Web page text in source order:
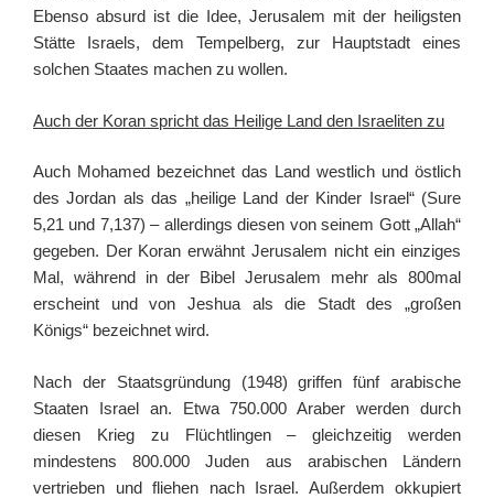
Ebenso absurd ist die Idee, Jerusalem mit der heiligsten
Stätte Israels, dem Tempelberg, zur Hauptstadt eines
solchen Staates machen zu wollen.
Auch der Koran spricht das Heilige Land den Israeliten zu
Auch Mohamed bezeichnet das Land westlich und östlich
des Jordan als das „heilige Land der Kinder Israel“ (Sure
5,21 und 7,137) – allerdings diesen von seinem Gott „Allah“
gegeben. Der Koran erwähnt Jerusalem nicht ein einziges
Mal, während in der Bibel Jerusalem mehr als 800mal
erscheint und von Jeshua als die Stadt des „großen
Königs“ bezeichnet wird.
Nach der Staatsgründung (1948) griffen fünf arabische
Staaten Israel an. Etwa 750.000 Araber werden durch
diesen Krieg zu Flüchtlingen – gleichzeitig werden
mindestens 800.000 Juden aus arabischen Ländern
vertrieben und fliehen nach Israel. Außerdem okkupiert